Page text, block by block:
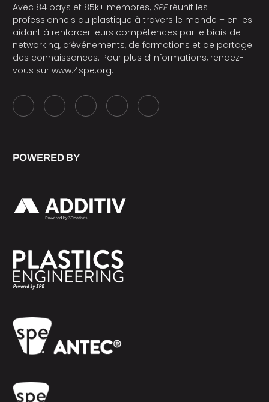
Avec 84 pays et 85k+ membres, SPEréunit les
professionnels du plastique à travers le monde – en les
aidant à renforcer leurs compétences par le biais de
networking, d’événements, de formations et de partage
des connaissances. Pour plus d’informations, rendez-
vous sur www.4spe.org.
POWERED BY